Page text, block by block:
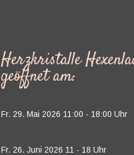
Herzkristalle
geöffnet am:
Fr. 29. Mai 2026 11:00 - 18:00 Uhr
Fr. 26. Juni 2026 11 - 18 Uhr